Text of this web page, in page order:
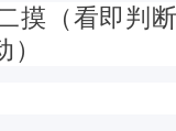
摸（看即判